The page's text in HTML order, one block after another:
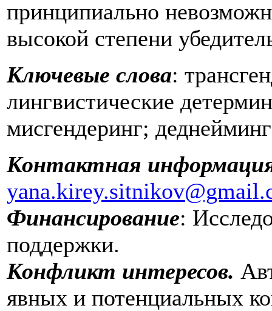
принципиально
высокой степени
Ключевые слова:
лингвистические
мисгендеринг; деднейминг
Контактная
Финансирование:
поддержки.
Конфликт интересов.
явных и потенциальных